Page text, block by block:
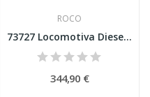
ROCO
73727 Locomotiva Diesel classe 218 218-6, DB...
344,90 €